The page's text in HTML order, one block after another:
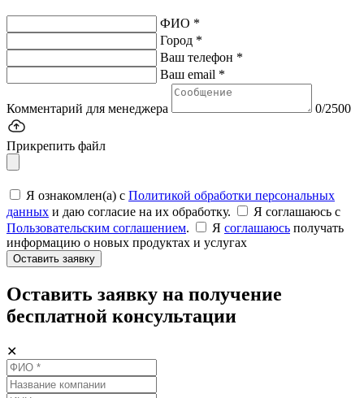
ФИО *
Город *
Ваш телефон *
Ваш email *
Комментарий для менеджера 0/2500
Прикрепить файл
Я ознакомлен(а) с Политикой обработки персональных
данных и даю согласие на их обработку.
Я соглашаюсь c
Пользовательским соглашением. Я соглашаюсь получать
информацию о новых продуктах и услугах
Оставить заявку
Оставить заявку на получение
бесплатной консультации
✕